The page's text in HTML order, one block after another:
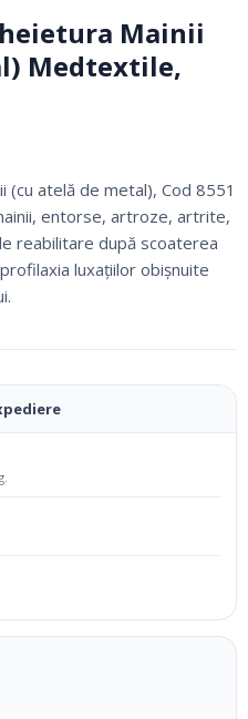
Mainii
Medtextile,
atelă de metal), Cod 8551
entorse, artroze, artrite,
reabilitare după scoaterea
luxaţiilor obișnuite